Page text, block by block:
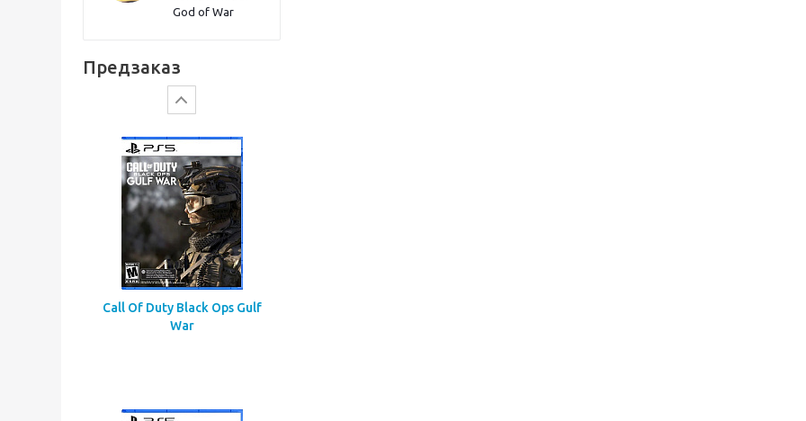
God of War
Предзаказ
Call Of Duty Black Ops Gulf
War